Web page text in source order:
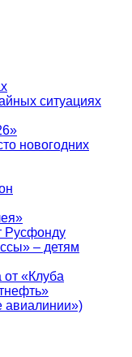
ситуациях
новогодних
Русфонду
– детям
«Клуба
авиалинии»)